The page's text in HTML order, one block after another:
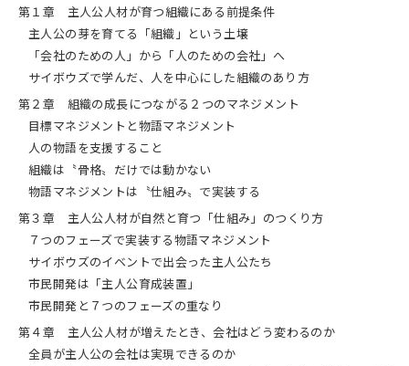
第１章 主人公人材が育つ組織にある
前提条件
第２章 組織の成長につながる２つの
マネジメント
第３章 主人公人材が自然と育つ「仕
組み」のつくり方
第４章 主人公人材が増えたとき、会
社はどう変わるのか
第１章 主人公人材が育つ組織にある前提条件
主人公の芽を育てる「組織」という土壌
「会社のための人」から「人のための会社」へ
サイボウズで学んだ、人を中心にした組織のあり方
第２章 組織の成長につながる２つのマネジメント
目標マネジメントと物語マネジメント
人の物語を支援すること
組織は〝骨格〟だけでは動かない
物語マネジメントは〝仕組み〟で実装する
第３章 主人公人材が自然と育つ「仕組み」のつくり方
７つのフェーズで実装する物語マネジメント
サイボウズのイベントで出会った主人公たち
市民開発は「主人公育成装置」
市民開発と７つのフェーズの重なり
第４章 主人公人材が増えたとき、会社はどう変わるのか
全員が主人公の会社は実現できるのか